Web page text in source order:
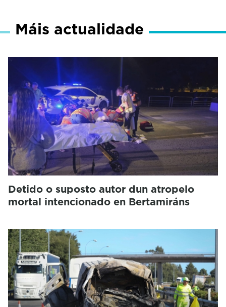
Máis actualidade
Detido o suposto autor dun atropelo
mortal intencionado en Bertamiráns